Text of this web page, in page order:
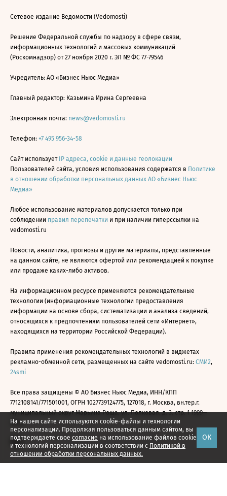
На нашем сайте используются cookie-файлы и технологии
персонализации. Продолжая пользоваться данным сайтом, вы
подтверждаете свое согласие на использование файлов cookie
и технологий персонализации в соответствии с Политикой в
отношении обработки персональных данных.
ОК
Сетевое издание Ведомости (Vedomosti)
Решение Федеральной службы по надзору в сфере связи,
информационных технологий и массовых коммуникаций
(Роскомнадзор) от 27 ноября 2020 г. ЭЛ № ФС 77-79546
Учредитель: АО «Бизнес Ньюс Медиа»
Главный редактор: Казьмина Ирина Сергеевна
Электронная почта: news@vedomosti.ru
Телефон: +7 495 956-34-58
Сайт использует IP адреса, cookie и данные геолокации
Пользователей сайта, условия использования содержатся в Политике
в отношении обработки персональных данных АО «Бизнес Ньюс
Медиа»
Любое использование материалов допускается только при
соблюдении правил перепечатки и при наличии гиперссылки на
vedomosti.ru
Новости, аналитика, прогнозы и другие материалы, представленные
на данном сайте, не являются офертой или рекомендацией к покупке
или продаже каких-либо активов.
На информационном ресурсе применяются рекомендательные
технологии (информационные технологии предоставления
информации на основе сбора, систематизации и анализа сведений,
относящихся к предпочтениям пользователей сети «Интернет»,
находящихся на территории Российской Федерации).
Правила применения рекомендательных технологий в виджетах
рекламно-обменной сети, размещенных на сайте vedomosti.ru: СМИ2,
24smi
Все права защищены © АО Бизнес Ньюс Медиа, ИНН/КПП
7712108141/771501001, ОГРН 1027739124775, 127018, г. Москва, вн.тер.г.
муниципальный округ Марьина Роща, ул. Полковая, д. 3, стр. 1 1999—
2026